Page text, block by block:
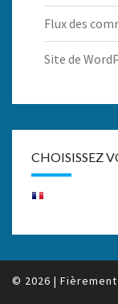
Flux des
Site de
CHOISISSEZ
© 2026 |